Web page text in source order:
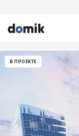



В ПРОЕКТЕ